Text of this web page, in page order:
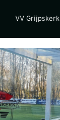
VV Grijpskerk